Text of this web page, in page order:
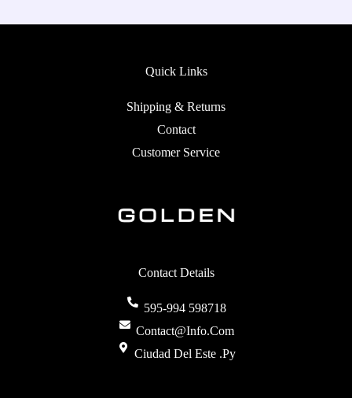
Contact Details
595-994 598718
Contact@info.com
Ciudad Del Este .py
Quick Links
Shipping & Returns
Contact
Customer Service